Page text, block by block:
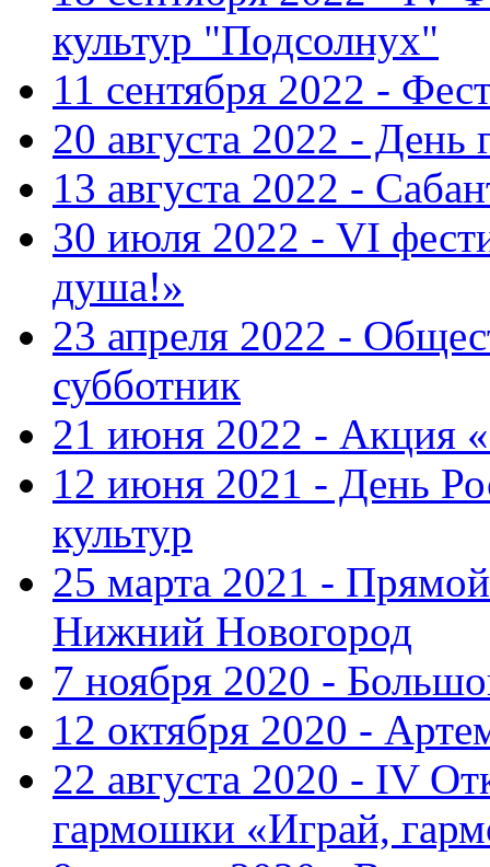
культур "Подсолнух"
11 сентября 2022 -
20 августа 2022 - День
13 августа 2022 -
30 июля 2022 - VI
душа!»
23 апреля 2022 -
субботник
21 июня 2022 - Акция
12 июня 2021 - День
культур
25 марта 2021 -
Нижний Новогород
7 ноября 2020 -
12 октября 2020 -
22 августа 2020 - IV
гармошки «Играй,